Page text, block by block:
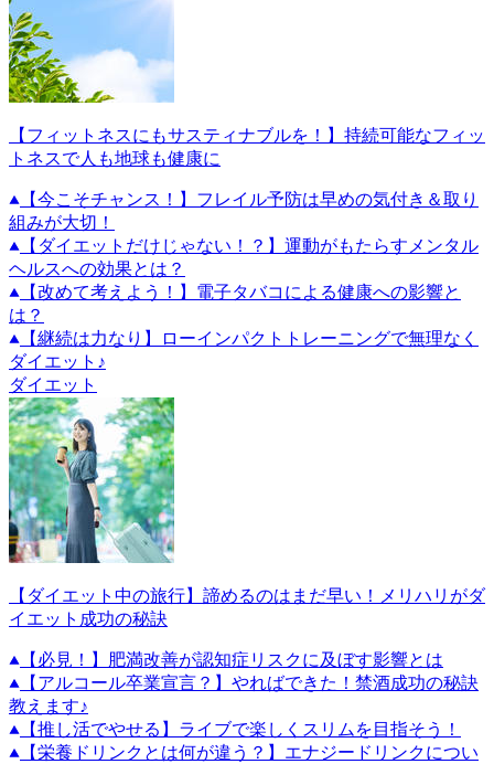
【フィットネスにもサスティナブルを！】持続可能なフィッ
トネスで人も地球も健康に
【今こそチャンス！】フレイル予防は早めの気付き＆取り
組みが大切！
【ダイエットだけじゃない！？】運動がもたらすメンタル
ヘルスへの効果とは？
【改めて考えよう！】電子タバコによる健康への影響と
は？
【継続は力なり】ローインパクトトレーニングで無理なく
ダイエット♪
ダイエット
【ダイエット中の旅行】諦めるのはまだ早い！メリハリがダ
イエット成功の秘訣
【必見！】肥満改善が認知症リスクに及ぼす影響とは
【アルコール卒業宣言？】やればできた！禁酒成功の秘訣
教えます♪
【推し活でやせる】ライブで楽しくスリムを目指そう！
【栄養ドリンクとは何が違う？】エナジードリンクについ